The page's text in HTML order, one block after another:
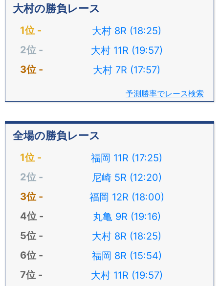
大村の勝負レース
大村 8R (18:25)
大村 11R (19:57)
大村 7R (17:57)
予測勝率でレース検索
全場の勝負レース
福岡 11R (17:25)
尼崎 5R (12:20)
福岡 12R (18:00)
丸亀 9R (19:16)
大村 8R (18:25)
福岡 8R (15:54)
大村 11R (19:57)